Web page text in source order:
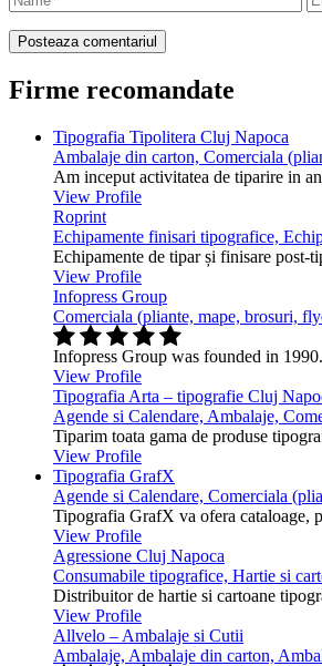
Firme recomandate
Tipografia Tipolitera Cluj Napoca
Ambalaje din carton, Comerciala
Am inceput activitatea de tiparire in
View Profile
Roprint
Echipamente finisari tipografice,
Echipamente de tipar și finisare post-
View Profile
Infopress Group
Comerciala (pliante, mape, brosuri,
Infopress Group was founded in
View Profile
Tipografia Arta – tipografie Cluj
Agende si Calendare, Ambalaje,
Tiparim toata gama de produse
View Profile
Tipografia GrafX
Agende si Calendare, Comerciala
Tipografia GrafX va ofera cataloage,
View Profile
Agressione Cluj Napoca
Consumabile tipografice, Hartie si
Distribuitor de hartie si cartoane
View Profile
Allvelo – Ambalaje si Cutii
Ambalaje, Ambalaje din carton,